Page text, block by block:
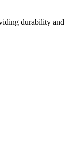
durability and